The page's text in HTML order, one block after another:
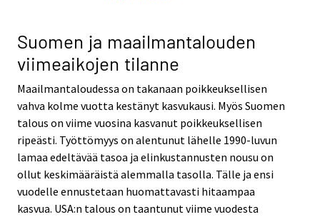
Suomen ja maailmantalouden
viimeaikojen tilanne
Maailmantaloudessa on takanaan poikkeuksellisen
vahva kolme vuotta kestänyt kasvukausi. Myös Suomen
talous on viime vuosina kasvanut poikkeuksellisen
ripeästi. Työttömyys on alentunut lähelle 1990-luvun
lamaa edeltävää tasoa ja elinkustannusten nousu on
ollut keskimääräistä alemmalla tasolla. Tälle ja ensi
vuodelle ennustetaan huomattavasti hitaampaa
kasvua. USA:n talous on taantunut viime vuodesta